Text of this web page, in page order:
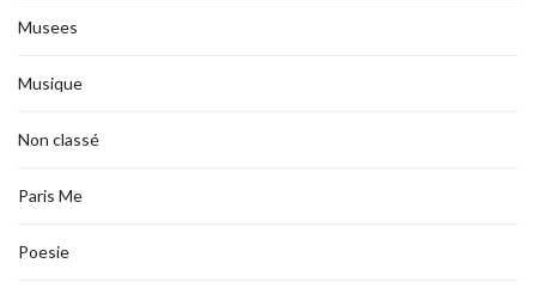
Musees
Musique
Non classé
Paris Me
Poesie